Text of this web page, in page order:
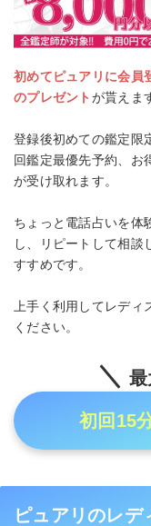
初めてピュアリに会員
のプレゼント が貰えま
登録後初めての鑑定限
回鑑定最優先予約、お
が受け取れます。
ちょっと電話占いを体
し、リピートして相談
すすめです。
上手く利用してレデ
ください。
初回15
ピュアリのレデ